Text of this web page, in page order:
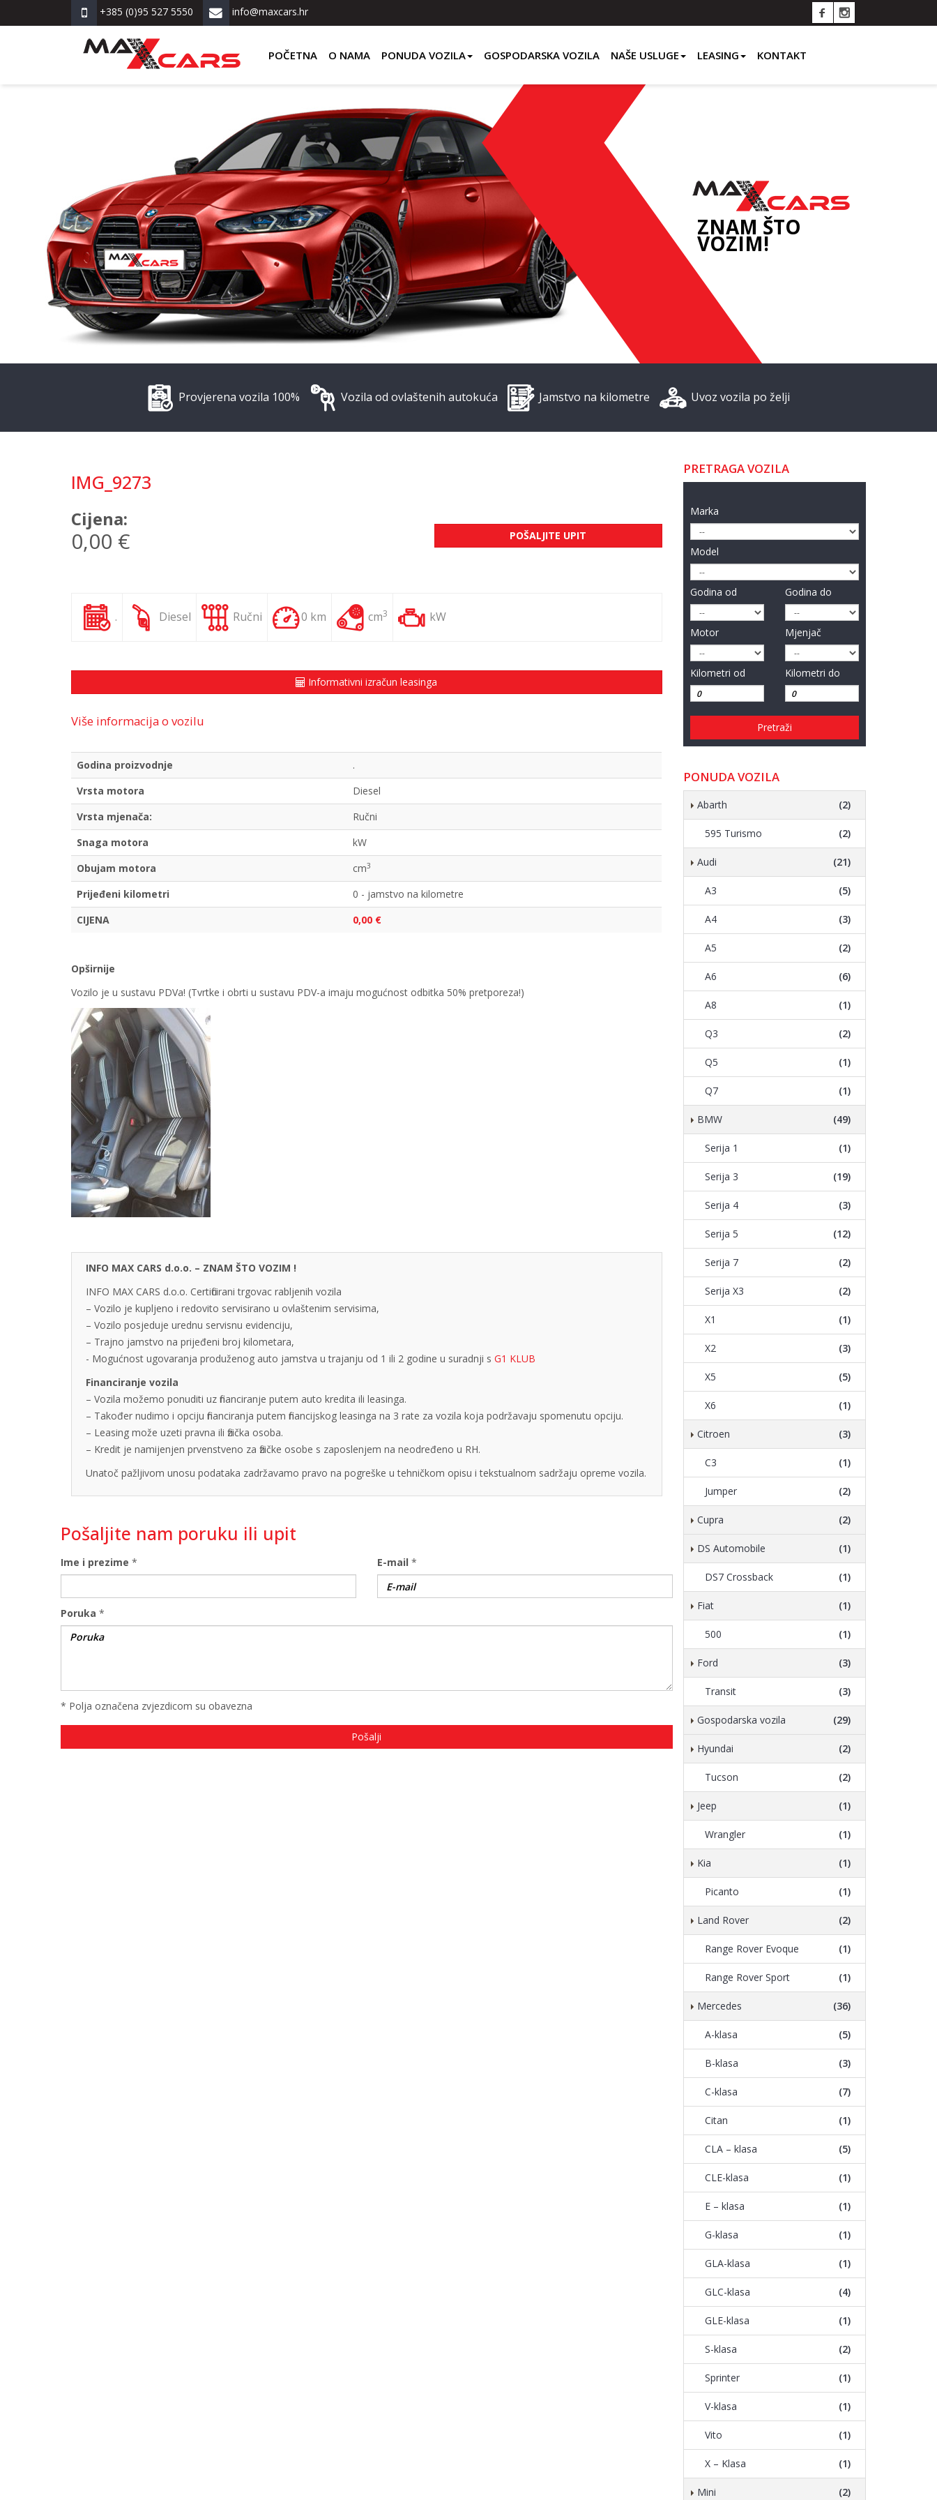
+385 (0)95 527 5550 info@maxcars.hr
POČETNA O NAMA PONUDA VOZILA GOSPODARSKA VOZILA NAŠE USLUGE LEASING KONTAKT
ZNAM ŠTO
VOZIM!
Provjerena vozila 100% Vozila od ovlaštenih autokuća Jamstvo na kilometre Uvoz vozila po želji
IMG_9273
Cijena:
0,00 € POŠALJITE UPIT
. Diesel Ručni 0 km cm3 kW
Informativni izračun leasinga
Više informacija o vozilu
Godina proizvodnje
.
Vrsta motora
Diesel
Vrsta mjenača:
Ručni
Snaga motora
kW
Obujam motora
cm3
Prijeđeni kilometri
0 - jamstvo na kilometre
CIJENA
0,00 €
Opširnije
Vozilo je u sustavu PDVa! (Tvrtke i obrti u sustavu PDV-a imaju mogućnost odbitka 50% pretporeza!)
INFO MAX CARS d.o.o. – ZNAM ŠTO VOZIM !
INFO MAX CARS d.o.o. Certificirani trgovac rabljenih vozila
– Vozilo je kupljeno i redovito servisirano u ovlaštenim servisima,
– Vozilo posjeduje urednu servisnu evidenciju,
– Trajno jamstvo na prijeđeni broj kilometara,
- Mogućnost ugovaranja produženog auto jamstva u trajanju od 1 ili 2 godine u suradnji s G1 KLUB
Financiranje vozila
– Vozila možemo ponuditi uz financiranje putem auto kredita ili leasinga.
– Također nudimo i opciju financiranja putem financijskog leasinga na 3 rate za vozila koja podržavaju spomenutu opciju.
– Leasing može uzeti pravna ili fizička osoba.
– Kredit je namijenjen prvenstveno za fizičke osobe s zaposlenjem na neodređeno u RH.
Unatoč pažljivom unosu podataka zadržavamo pravo na pogreške u tehničkom opisu i tekstualnom sadržaju opreme vozila.
Pošaljite nam poruku ili upit
Ime i prezime * E-mail *
Poruka *
* Polja označena zvjezdicom su obavezna
PRETRAGA VOZILA
Marka
Model
Godina od Godina do
Motor Mjenjač
Kilometri od Kilometri do
Pretraži
PONUDA VOZILA
Abarth (2)
595 Turismo (2)
Audi (21)
A3 (5)
A4 (3)
A5 (2)
A6 (6)
A8 (1)
Q3 (2)
Q5 (1)
Q7 (1)
BMW (49)
Serija 1 (1)
Serija 3 (19)
Serija 4 (3)
Serija 5 (12)
Serija 7 (2)
Serija X3 (2)
X1 (1)
X2 (3)
X5 (5)
X6 (1)
Citroen (3)
C3 (1)
Jumper (2)
Cupra (2)
DS Automobile (1)
DS7 Crossback (1)
Fiat (1)
500 (1)
Ford (3)
Transit (3)
Gospodarska vozila (29)
Hyundai (2)
Tucson (2)
Jeep (1)
Wrangler (1)
Kia (1)
Picanto (1)
Land Rover (2)
Range Rover Evoque (1)
Range Rover Sport (1)
Mercedes (36)
A-klasa (5)
B-klasa (3)
C-klasa (7)
Citan (1)
CLA – klasa (5)
CLE-klasa (1)
E – klasa (1)
G-klasa (1)
GLA-klasa (1)
GLC-klasa (4)
GLE-klasa (1)
S-klasa (2)
Sprinter (1)
V-klasa (1)
Vito (1)
X – Klasa (1)
Mini (2)